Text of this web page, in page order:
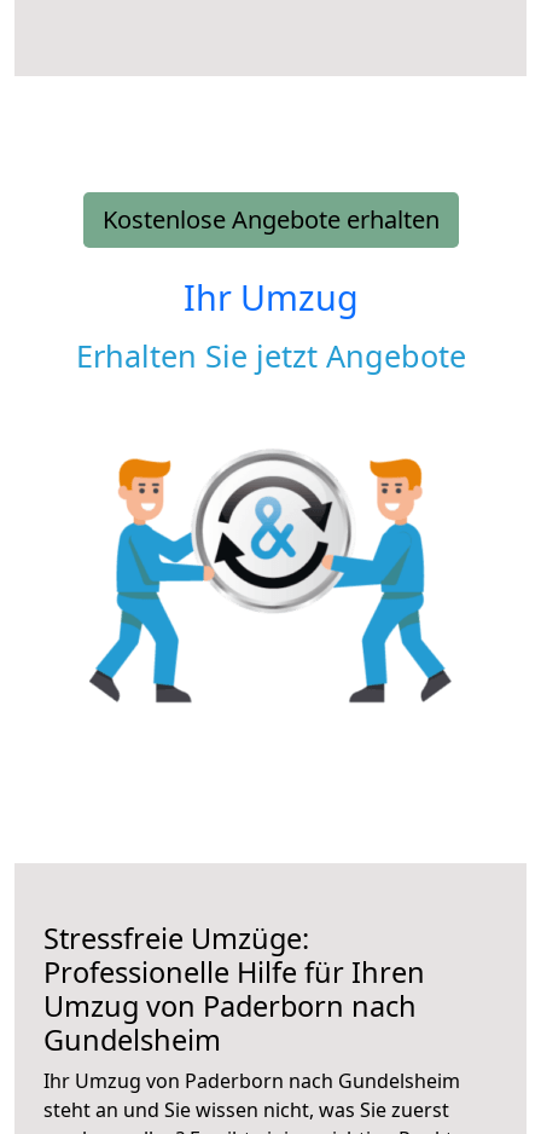
Kostenlose Angebote erhalten
Ihr Umzug
Erhalten Sie jetzt Angebote
Stressfreie Umzüge:
Professionelle Hilfe für Ihren
Umzug von Paderborn nach
Gundelsheim
Ihr Umzug von Paderborn nach Gundelsheim
steht an und Sie wissen nicht, was Sie zuerst